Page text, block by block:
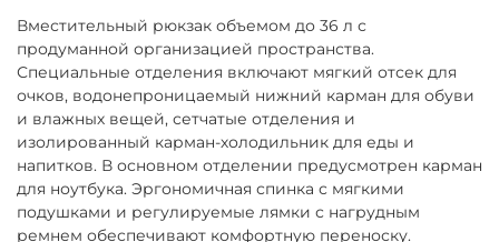
Вместительный рюкзак объемом до 36 л с
продуманной организацией пространства.
Специальные отделения включают мягкий отсек для
очков, водонепроницаемый нижний карман для обуви
и влажных вещей, сетчатые отделения и
изолированный карман-холодильник для еды и
напитков. В основном отделении предусмотрен карман
для ноутбука. Эргономичная спинка с мягкими
подушками и регулируемые лямки с нагрудным
ремнем обеспечивают комфортную переноску.